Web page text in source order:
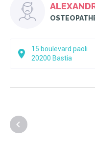
15 boulevard paoli
20200 Bastia